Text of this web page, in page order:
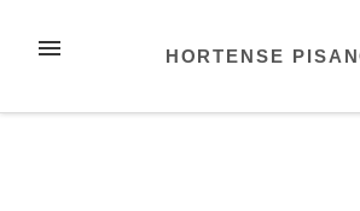
InhaltMENÜ
HORTENSE